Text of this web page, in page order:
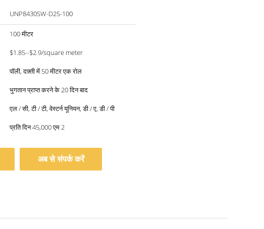
UNP8430SW-D25-100
100 मीटर
$1.85--$2.9/square meter
पॉली, दफ़्ती में 50 मीटर एक रोल
भुगतान प्राप्त करने के 20 दिन बाद
एल / सी, टी / टी, वेस्टर्न यूनियन, डी / ए, डी / पी
प्रति दिन 45,000 एम 2
अब से संपर्क करें